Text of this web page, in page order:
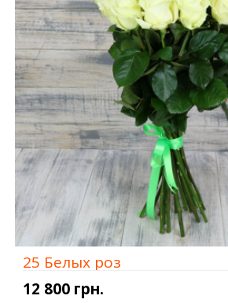
25 Белых роз
12 800 грн.